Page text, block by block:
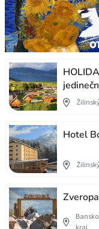
Hotel
kraj